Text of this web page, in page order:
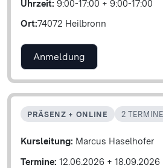
Uhrzeit: 9:00-17:00 + 9:00-17:00
Ort:74072 Heilbronn
Anmeldung
PRÄSENZ + ONLINE 2 TERMINE
Kursleitung: Marcus Haselhofer
Termine: 12.06.2026 + 18.09.2026